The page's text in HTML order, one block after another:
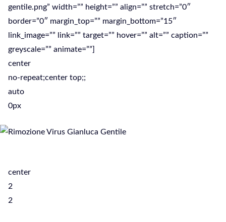
gentile.png” width=”” height=”” align=”” stretch=”0″
border=”0″ margin_top=”” margin_bottom=”15″
link_image=”” link=”” target=”” hover=”” alt=”” caption=””
greyscale=”” animate=””]
center
no-repeat;center top;;
auto
0px
center
2
2